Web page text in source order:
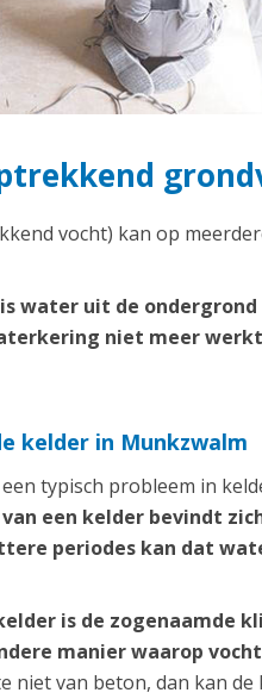
vocht) kan op
water uit de
niet meer
kelder in Munkzwalm
typisch probleem in
van een kelder bevindt
periodes kan dat
is de zogenaamde
manier waarop
niet van beton, dan kan